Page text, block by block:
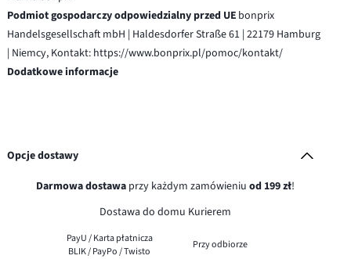
Podmiot gospodarczy odpowiedzialny przed UE bonprix
Handelsgesellschaft mbH | Haldesdorfer Straße 61 | 22179 Hamburg
| Niemcy, Kontakt: https://www.bonprix.pl/pomoc/kontakt/
Dodatkowe informacje
Opcje dostawy
Darmowa dostawaprzy każdym zamówieniu od 199 zł!
Dostawa do domu Kurierem
PayU / Karta płatnicza
BLIK / PayPo / Twisto
Przy odbiorze